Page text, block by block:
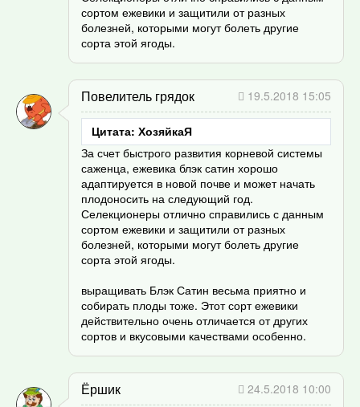
сортом ежевики и защитили от разных
болезней, которыми могут болеть другие
сорта этой ягоды.
Повелитель грядок 19.5.2018 15:05
Цитата: ХозяйкаЯ
За счет быстрого развития корневой системы
саженца, ежевика блэк сатин хорошо
адаптируется в новой почве и может начать
плодоносить на следующий год.
Селекционеры отлично справились с данным
сортом ежевики и защитили от разных
болезней, которыми могут болеть другие
сорта этой ягоды.
выращивать Блэк Сатин весьма приятно и
собирать плоды тоже. Этот сорт ежевики
действительно очень отличается от других
сортов и вкусовыми качествами особенно.
Ёршик
24.5.2018 10:00